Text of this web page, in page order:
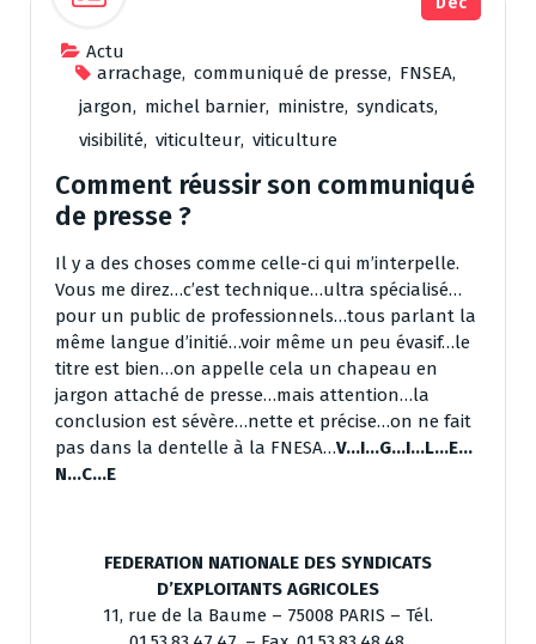
Actu
arrachage, communiqué de presse, FNSEA,
jargon, michel barnier, ministre, syndicats,
visibilité, viticulteur, viticulture
Comment réussir son communiqué
de presse ?
Il y a des choses comme celle-ci qui m’interpelle.
Vous me direz…c’est technique…ultra spécialisé…
pour un public de professionnels…tous parlant la
même langue d’initié…voir même un peu évasif…le
titre est bien…on appelle cela un chapeau en
jargon attaché de presse…mais attention…la
conclusion est sévère…nette et précise…on ne fait
pas dans la dentelle à la FNESA…V…I…G…I…L…E…
N…C…E
FEDERATION NATIONALE DES SYNDICATS
D’EXPLOITANTS AGRICOLES
11, rue de la Baume – 75008 PARIS – Tél.